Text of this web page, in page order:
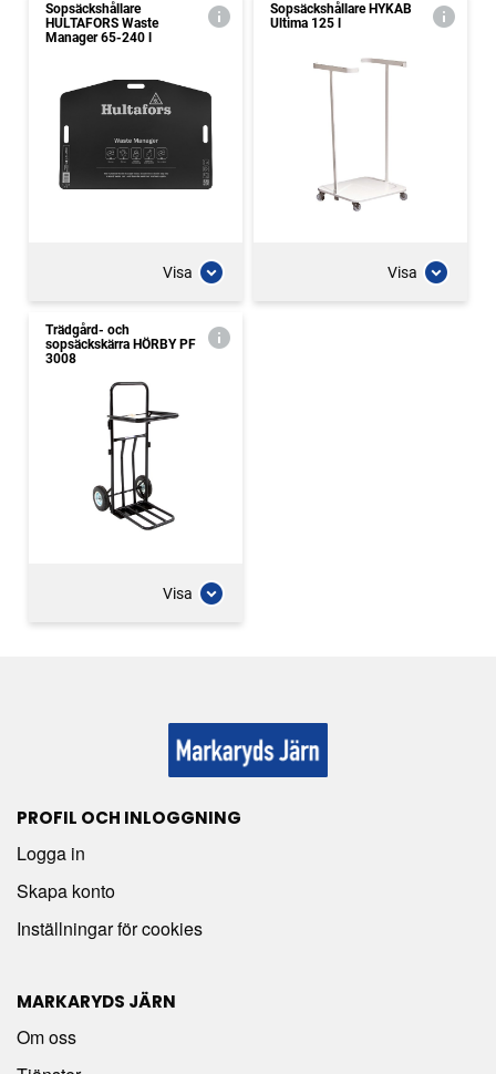
Sopsäckshållare
HULTAFORS Waste
Manager 65-240 l
Visa
Sopsäckshållare HYKAB
Ultima 125 l
Visa
Trädgård- och
sopsäckskärra HÖRBY PF
3008
Visa
PROFIL OCH INLOGGNING
Logga in
Skapa konto
Inställningar för cookies
MARKARYDS JÄRN
Om oss